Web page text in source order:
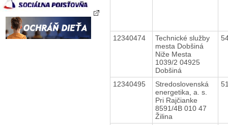
12340474
Technické služby
mesta Dobšiná
Niže Mesta
1039/2 04925
Dobšiná
12340495
Stredoslovenská
energetika, a. s.
Pri Rajčianke
8591/4B 010 47
Žilina